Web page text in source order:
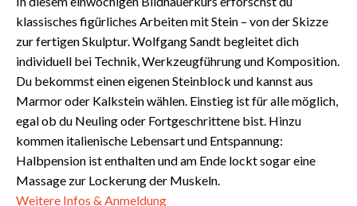
klassisches figürliches Arbeiten mit Stein – von der Skizze
zur fertigen Skulptur. Wolfgang Sandt begleitet dich
individuell bei Technik, Werkzeugführung und Komposition.
Du bekommst einen eigenen Steinblock und kannst aus
Marmor oder Kalkstein wählen. Einstieg ist für alle möglich,
egal ob du Neuling oder Fortgeschrittene bist. Hinzu
kommen italienische Lebensart und Entspannung:
Halbpension ist enthalten und am Ende lockt sogar eine
Massage zur Lockerung der Muskeln.
Weitere Infos & Anmeldung